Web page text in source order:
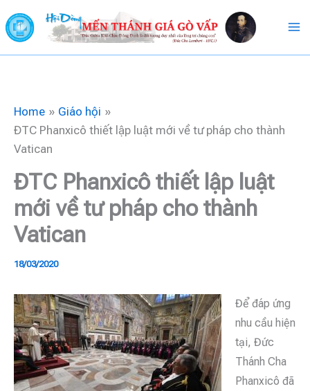
to
content
Home
Giáo hội
ĐTC Phanxicô thiết lập luật mới về tư pháp cho thành
Vatican
ĐTC Phanxicô thiết lập luật
mới về tư pháp cho thành
Vatican
18/03/2020
Để đáp ứng
nhu cầu hiện
tại, Đức
Thánh Cha
Phanxicô đã